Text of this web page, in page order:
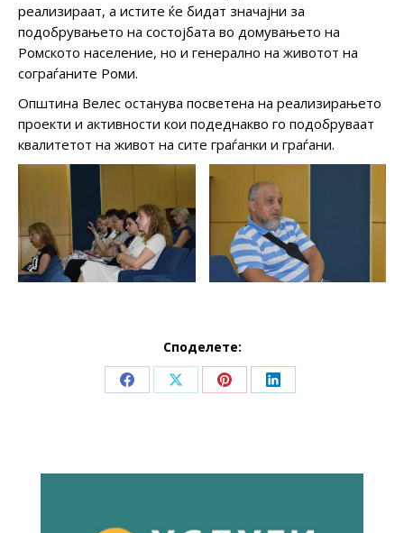
реализираат, а истите ќе бидат значајни за
подобрувањето на состојбата во домувањето на
Ромското население, но и генерално на животот на
сограѓаните Роми.
Општина Велес останува посветена на реализирањето
проекти и активности кои подеднакво го подобруваат
квалитетот на живот на сите граѓанки и граѓани.
Споделете:
Share Share Share Share